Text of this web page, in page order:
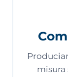
misura